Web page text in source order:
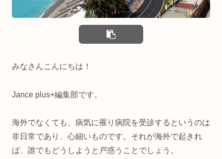
みなさんこんにちは！
Jance plus+編集部です。
海外でなくても、病気に罹り病院を受診するというのは
非日常であり、心細いものです。それが海外で起きれ
ば、誰でもどうしようと戸惑うことでしょう。